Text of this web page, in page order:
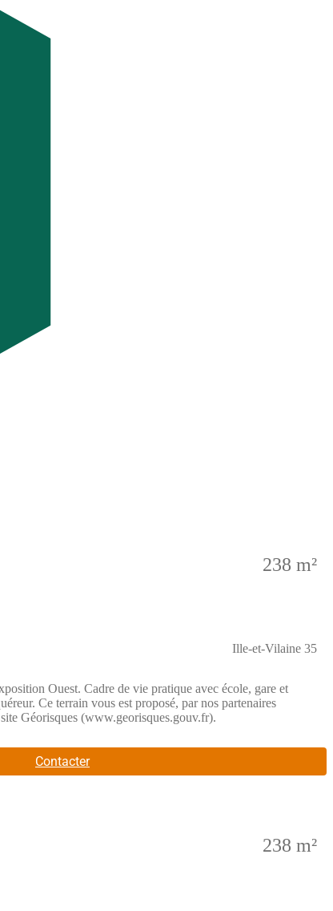
238 m²
Ille-et-Vilaine 35
Ouest. Cadre de vie pratique avec école, gare et
Ce terrain vous est proposé, par nos partenaires
Géorisques (www.georisques.gouv.fr).
Contacter
238 m²